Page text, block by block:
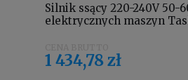
Silnik ssący 220-240V 50-
elektrycznych maszyn
1 434,78 zł